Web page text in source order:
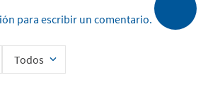
para escribir un comentario.
Todos